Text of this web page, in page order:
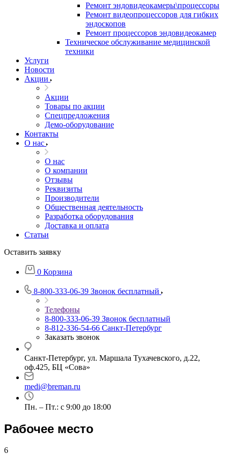
Ремонт эндовидеокамеры\процессоры
Ремонт видеопроцессоров для гибких
эндоскопов
Ремонт процессоров эндовидеокамер
Техническое обслуживание медицинской
техники
Услуги
Новости
Акции
Акции
Товары по акции
Спецпредложения
Демо-оборудование
Контакты
О нас
О нас
О компании
Отзывы
Реквизиты
Производители
Общественная деятельность
Разработка оборудования
Доставка и оплата
Статьи
Оставить заявку
0 Корзина
8-800-333-06-39 Звонок бесплатный
Телефоны
8-800-333-06-39 Звонок бесплатный
8-812-336-54-66 Санкт-Петербург
Заказать звонок
Санкт-Петербург, ул. Маршала Тухачевского, д.22,
оф.425, БЦ «Сова»
medi@breman.ru
Пн. – Пт.: с 9:00 до 18:00
Рабочее место
6